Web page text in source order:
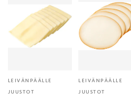
LEIVÄNPÄÄLLE
JUUSTOT
LEIVÄNPÄÄLLE
JUUSTOT